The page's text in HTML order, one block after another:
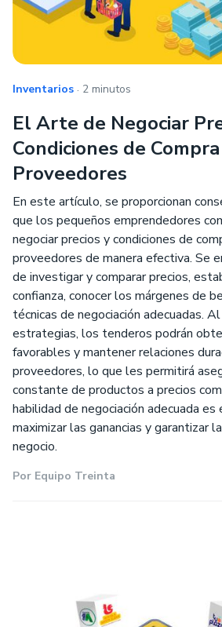
Inventarios . 2 minutos
El Arte de Negociar
Condiciones de
Proveedores
En este artículo, se proporcionan
que los pequeños emprendedores
negociar precios y condiciones de
proveedores de manera efectiva. Se
de investigar y comparar precios,
confianza, conocer los márgenes de
técnicas de negociación adecuadas.
estrategias, los tenderos podrán
favorables y mantener relaciones
proveedores, lo que les permitirá
constante de productos a precios
habilidad de negociación adecuada es
maximizar las ganancias y garantizar
negocio.
Por Equipo Treinta